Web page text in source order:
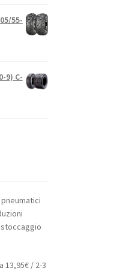
55-
9) C-
13,95€ / 2-3